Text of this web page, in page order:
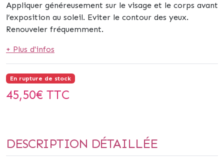
Appliquer généreusement sur le visage et le corps avant
l’exposition au soleil. Eviter le contour des yeux.
Renouveler fréquemment.
+ Plus d'infos
En rupture de stock
45,50€ TTC
DESCRIPTION DÉTAILLÉE